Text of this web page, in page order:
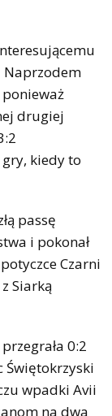
Naprzodem
ponieważ
drugiej
kiedy to
passę
i pokonał
Czarni
Siarką
0:2
Świętokrzyski
wpadki Avii
na dwa